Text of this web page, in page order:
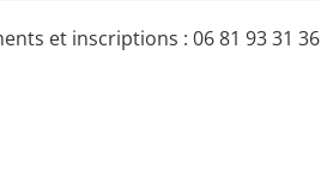
et inscriptions : 06 81 93 31 36